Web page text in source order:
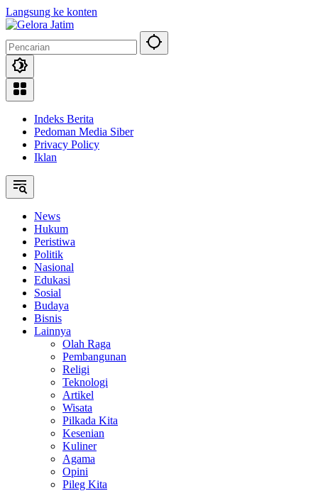
Langsung ke konten
Indeks Berita
Pedoman Media Siber
Privacy Policy
Iklan
News
Hukum
Peristiwa
Politik
Nasional
Edukasi
Sosial
Budaya
Bisnis
Lainnya
Olah Raga
Pembangunan
Religi
Teknologi
Artikel
Wisata
Pilkada Kita
Kesenian
Kuliner
Agama
Opini
Pileg Kita